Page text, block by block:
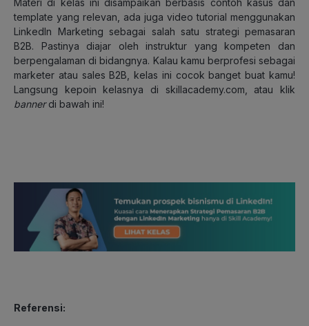
template yang relevan, ada juga video tutorial menggunakan
LinkedIn Marketing sebagai salah satu strategi pemasaran
B2B. Pastinya diajar oleh instruktur yang kompeten dan
berpengalaman di bidangnya. Kalau kamu berprofesi sebagai
marketer atau sales B2B, kelas ini cocok banget buat kamu!
Langsung kepoin kelasnya di skillacademy.com, atau klik
bannerdi bawah ini!
Referensi: